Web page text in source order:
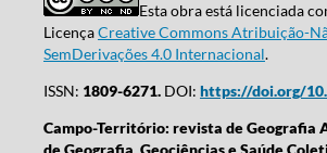
Esta obra está licenciada
LicençaCreative Commons Atribuição-
SemDerivações 4.0 Internacional.
ISSN: 1809-6271.DOI: https://doi.org/
Campo-Território: revista de Geografia